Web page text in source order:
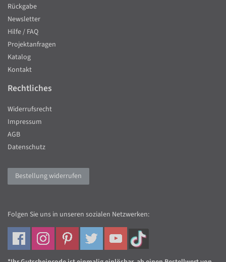
Rückgabe
Newsletter
Hilfe / FAQ
Projektanfragen
Katalog
Kontakt
Rechtliches
Widerrufsrecht
Impressum
AGB
Datenschutz
Bestellung widerrufen
Folgen Sie uns in unseren sozialen Netzwerken: